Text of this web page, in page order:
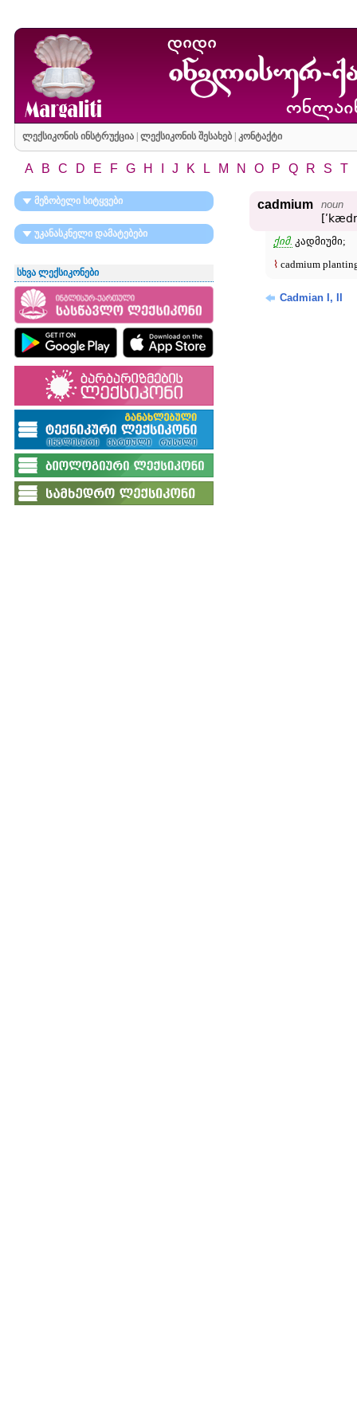
ლექსიკონის ინსტრუქცია| ლექსიკონის შესახებ| კონტაქტი
A B C D E F G H J K L M N O P Q R S T
მეზობელი სიტყვები
უკანასკნელი დამატებები
სხვა ლექსიკონები
cadmium noun
ქიმ. კადმიუმი;
⌇ cadmium
Cadmian I, II